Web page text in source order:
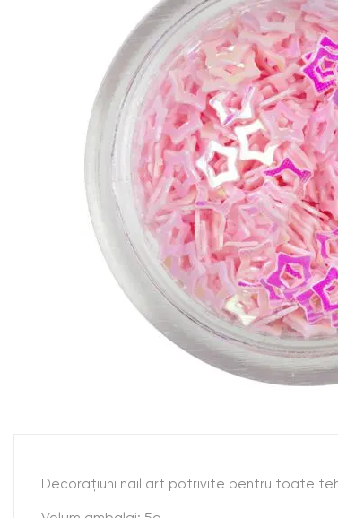
Decoraţiuni nail art potrivite pentru toate